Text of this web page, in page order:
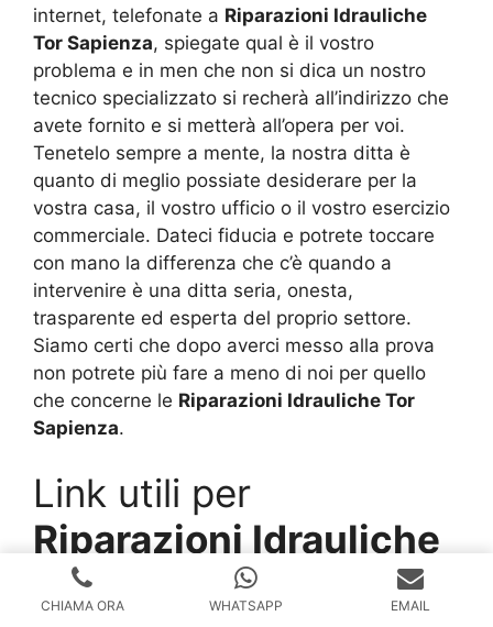
internet, telefonate a Riparazioni Idrauliche
Tor Sapienza, spiegate qual è il vostro
problema e in men che non si dica un nostro
tecnico specializzato si recherà all’indirizzo che
avete fornito e si metterà all’opera per voi.
Tenetelo sempre a mente, la nostra ditta è
quanto di meglio possiate desiderare per la
vostra casa, il vostro ufficio o il vostro esercizio
commerciale. Dateci fiducia e potrete toccare
con mano la differenza che c’è quando a
intervenire è una ditta seria, onesta,
trasparente ed esperta del proprio settore.
Siamo certi che dopo averci messo alla prova
non potrete più fare a meno di noi per quello
che concerne le Riparazioni Idrauliche Tor
Sapienza.
Link utili per
Riparazioni Idrauliche
Tor Sapienza
CHIAMA ORA WHATSAPP EMAIL